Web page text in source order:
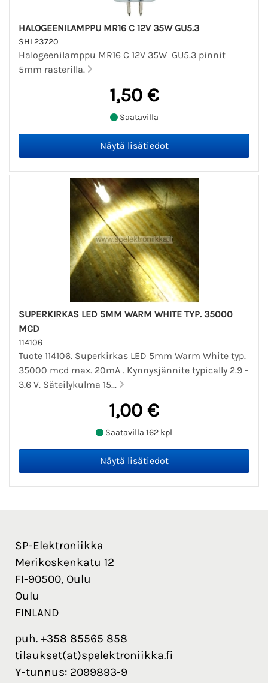
HALOGEENILAMPPU MR16 C 12V 35W GU5.3
SHL23720
Halogeenilamppu MR16 C 12V 35W GU5.3 pinnit
5mm rasterilla.
1,50 €
Saatavilla
SUPERKIRKAS LED 5MM WARM WHITE TYP. 35000
MCD
114106
Tuote 114106. Superkirkas LED 5mm Warm White typ.
35000 mcd max. 20mA . Kynnysjännite typically 2.9 -
3.6 V. Säteilykulma 15...
1,00 €
Saatavilla 162 kpl
SP-Elektroniikka
Merikoskenkatu 12
FI-90500, Oulu
Oulu
FINLAND
puh. +358 85565 858
tilaukset(at)spelektroniikka.fi
Y-tunnus: 2099893-9